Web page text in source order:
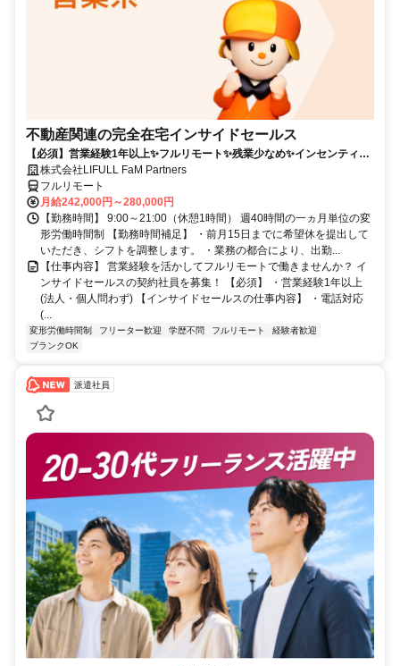
不動産関連の完全在宅インサイドセールス
【必須】営業経験1年以上✨フルリモート✨残業少なめ✨インセンティブ
有 株式会社LIFULL FaM Partners
フルリモート
月給242,000円～280,000円
【勤務時間】 9:00～21:00（休憩1時間） 週40時間の一ヵ月単位の変
形労働時間制 【勤務時間補足】 ・前月15日までに希望休を提出して
いただき、シフトを調整します。 ・業務の都合により、出勤...
【仕事内容】 営業経験を活かしてフルリモートで働きませんか？ イ
ンサイドセールスの契約社員を募集！ 【必須】 ・営業経験1年以上
(法人・個人問わず) 【インサイドセールスの仕事内容】 ・電話対応
(...
変形労働時間制 フリーター歓迎 学歴不問 フルリモート
経験者歓迎
ブランクOK
派遣社員